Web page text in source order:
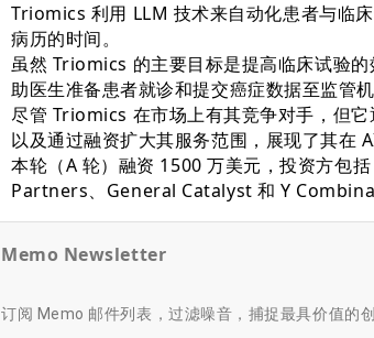
Triomics 利用 LLM 技术来自动化患者与临
病历的时间。
虽然 Triomics 的主要目标是提高临床试验
助医生准备患者就诊和提交癌症数据至监管机
尽管 Triomics 在市场上有其竞争对手，但它
以及通过融资扩大其服务范围，展现了其在
本轮（A 轮）融资 1500 万美元，投资方包
Partners、General Catalyst 和 Y
Memo Newsletter
订阅 Memo 邮件列表，过滤噪音，捕捉最具价值的